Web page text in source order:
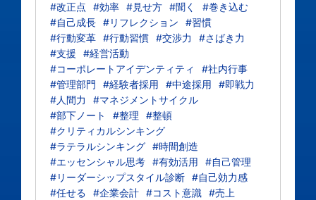
#改正点
#効率 #見せ方 #聞く
#巻き込む
#自己成長 #リフレクション
#習慣
#行動変革 #行動習慣 #交渉力
#さばき力
#支援
#経営活動
#コーポレートアイデンティティ
#社内行事
#管理部門
#経験者採用 #中途採用
#即戦力
#人間力
#マネジメントサイクル
#部下ノート
#整理
#整頓
#クリティカルシンキング
#ラテラルシンキング #時間創造
#エッセンシャル思考 #有効活用
#自己管理
#リーダーシップスタイル診断 #自己効力感
#任せる
#企業会計 #コスト意識 #売上